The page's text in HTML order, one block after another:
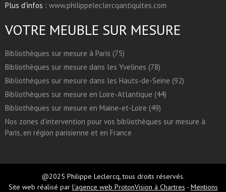
Plus d'infos : www.philippeleclercqantiquites.com
VOTRE MEUBLE SUR MESURE
Bibliothèques sur mesure à Paris (75)
Bibliothèques sur mesure dans les Yvelines (78)
Bibliothèques sur mesure dans les Hauts-de-Seine (92)
Bibliothèques sur mesure en Loire-Atlantique (44)
Bibliothèques sur mesure en Maine-et-Loire (49)
Nos zones d’intervention pour vos bibliothèques sur mesure à
Paris, en région parisienne et en France
@2025 Philippe Leclercq, tous droits réservés.
Site web réalisé par l'agence web ProtonVision à Chartres - Mentions